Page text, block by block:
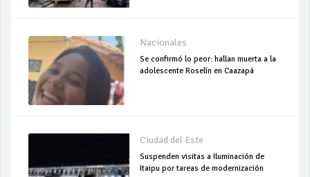
Nacionales
Se confirmó lo peor: hallan muerta a la
adolescente Roselín en Caazapá
Ciudad del Este
Suspenden visitas a Iluminación de
Itaipu por tareas de modernización